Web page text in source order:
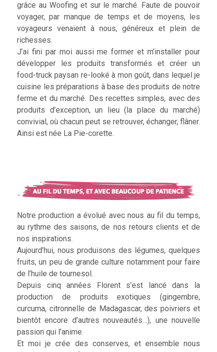
grâce au Woofing et sur le marché. Faute de pouvoir
voyager, par manque de temps et de moyens, les
voyageurs venaient à nous, généreux et plein de
richesses.
J’ai fini par moi aussi me former et m’installer pour
développer les produits transformés et créer un
food-truck paysan re-looké à mon goût, dans lequel je
cuisine les préparations à base des produits de notre
ferme et du marché. Des recettes simples, avec des
produits d’exception, un lieu (la place du marché)
convivial, où chacun peut se retrouver, échanger, flâner.
Ainsi est née La Pie-corette.
Notre production a évolué avec nous au fil du temps,
au rythme des saisons, de nos retours clients et de
nos inspirations.
Aujourd’hui, nous produisons des légumes, quelques
fruits, un peu de grande culture notamment pour faire
de l’huile de tournesol.
Depuis cinq années Florent s’est lancé dans la
production de produits exotiques (gingembre,
curcuma, citronnelle de Madagascar, des poivriers et
bientôt encore d’autres nouveautés…), une nouvelle
passion qui l’anime.
Et moi je crée des conserves, et ensemble nous